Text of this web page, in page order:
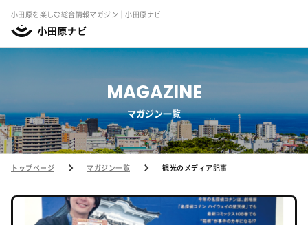
小田原を楽しむ総合情報マガジン｜小田原ナビ
MAGAZINE
マガジン一覧
トップページ マガジン一覧 観光のメディア記事